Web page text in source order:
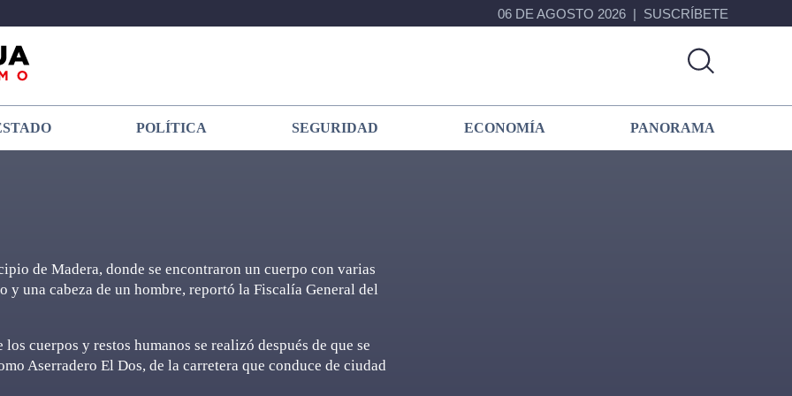
06 DE AGOSTO 2026 SUSCRÍBETE
POLÍTICA SEGURIDAD ECONOMÍA PANORAMA
de Madera, donde se encontraron un cuerpo con varias
una cabeza de un hombre, reportó la Fiscalía General del
cuerpos y restos humanos se realizó después de que se
Aserradero El Dos, de la carretera que conduce de ciudad